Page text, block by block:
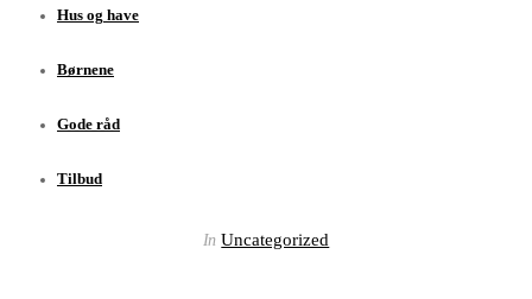
Hus og have
Børnene
Gode råd
Tilbud
In Uncategorized